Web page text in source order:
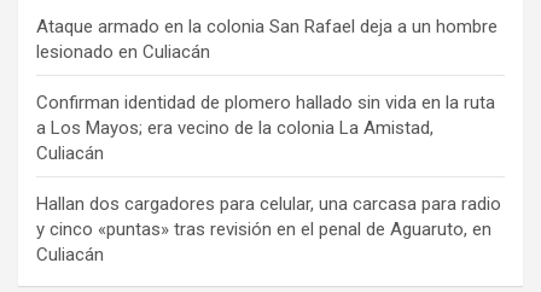
Ataque armado en la colonia San Rafael deja a un hombre
lesionado en Culiacán
Confirman identidad de plomero hallado sin vida en la ruta
a Los Mayos; era vecino de la colonia La Amistad,
Culiacán
Hallan dos cargadores para celular, una carcasa para radio
y cinco «puntas» tras revisión en el penal de Aguaruto, en
Culiacán